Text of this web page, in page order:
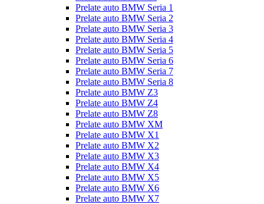
Prelate auto BMW Seria 1
Prelate auto BMW Seria 2
Prelate auto BMW Seria 3
Prelate auto BMW Seria 4
Prelate auto BMW Seria 5
Prelate auto BMW Seria 6
Prelate auto BMW Seria 7
Prelate auto BMW Seria 8
Prelate auto BMW Z3
Prelate auto BMW Z4
Prelate auto BMW Z8
Prelate auto BMW XM
Prelate auto BMW X1
Prelate auto BMW X2
Prelate auto BMW X3
Prelate auto BMW X4
Prelate auto BMW X5
Prelate auto BMW X6
Prelate auto BMW X7